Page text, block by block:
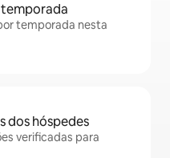
temporada nesta
dos hóspedes
verificadas para